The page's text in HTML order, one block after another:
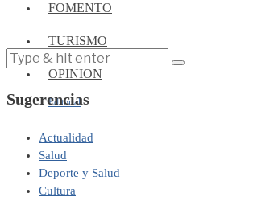
FOMENTO
TURISMO
OPINIÓN
Editorial
Sugerencias
Actualidad
Salud
Deporte y Salud
Cultura